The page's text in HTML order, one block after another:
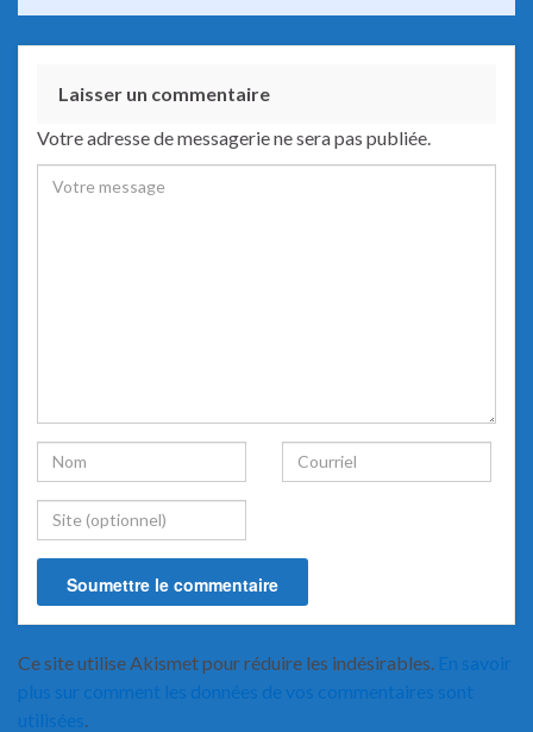
Laisser un commentaire
Votre adresse de messagerie ne sera pas publiée.
Ce site utilise Akismet pour réduire les indésirables. En savoir
plus sur comment les données de vos commentaires sont
utilisées